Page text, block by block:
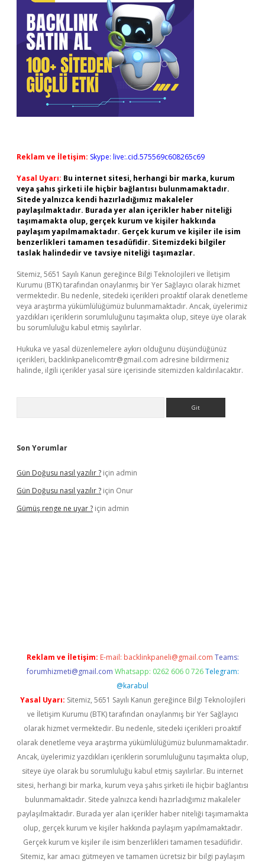
Reklam ve İletişim: Skype: live:.cid.575569c608265c69
Yasal Uyarı: Bu internet sitesi, herhangi bir marka, kurum
veya şahıs şirketi ile hiçbir bağlantısı bulunmamaktadır.
Sitede yalnızca kendi hazırladığımız makaleler
paylaşılmaktadır. Burada yer alan içerikler haber niteliği
taşımamakta olup, gerçek kurum ve kişiler hakkında
paylaşım yapılmamaktadır. Gerçek kurum ve kişiler ile isim
benzerlikleri tamamen tesadüfidir. Sitemizdeki bilgiler
taslak halindedir ve tavsiye niteliği taşımazlar.
Sitemiz, 5651 Sayılı Kanun gereğince Bilgi Teknolojileri ve İletişim
Kurumu (BTK) tarafından onaylanmış bir Yer Sağlayıcı olarak hizmet
vermektedir. Bu nedenle, sitedeki içerikleri proaktif olarak denetleme
veya araştırma yükümlülüğümüz bulunmamaktadır. Ancak, üyelerimiz
yazdıkları içeriklerin sorumluluğunu taşımakta olup, siteye üye olarak
bu sorumluluğu kabul etmiş sayılırlar.
Hukuka ve yasal düzenlemelere aykırı olduğunu düşündüğünüz
içerikleri, backlinkpanelicomtr@gmail.com adresine bildirmeniz
halinde, ilgili içerikler yasal süre içerisinde sitemizden kaldırılacaktır.
Son Yorumlar
Gün Doğusu nasıl yazılır ? için admin
Gün Doğusu nasıl yazılır ? için Onur
Gümüş renge ne uyar ? için admin
Reklam ve İletişim: E-mail: backlinkpaneli@gmail.com Teams:
forumhizmeti@gmail.com Whatsapp: 0262 606 0 726 Telegram:
@karabul
Yasal Uyarı: Sitemiz, 5651 Sayılı Kanun gereğince Bilgi Teknolojileri
ve İletişim Kurumu (BTK) tarafından onaylanmış bir Yer Sağlayıcı
olarak hizmet vermektedir. Bu nedenle, sitedeki içerikleri proaktif
olarak denetleme veya araştırma yükümlülüğümüz bulunmamaktadır.
Ancak, üyelerimiz yazdıkları içeriklerin sorumluluğunu taşımakta olup,
siteye üye olarak bu sorumluluğu kabul etmiş sayılırlar. Bu internet
sitesi, herhangi bir marka, kurum veya şahıs şirketi ile hiçbir bağlantısı
bulunmamaktadır. Sitede yalnızca kendi hazırladığımız makaleler
paylaşılmaktadır. Burada yer alan içerikler haber niteliği taşımamakta
olup, gerçek kurum ve kişiler hakkında paylaşım yapılmamaktadır.
Gerçek kurum ve kişiler ile isim benzerlikleri tamamen tesadüfidir.
Sitemiz, kar amacı gütmeyen ve tamamen ücretsiz bir bilgi paylaşım